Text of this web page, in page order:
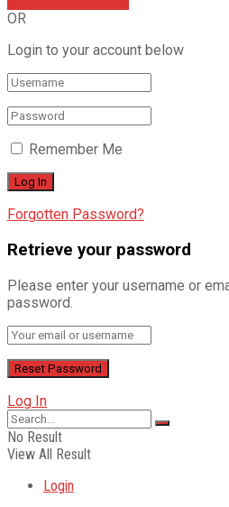
OR
Login to your account below
Remember Me
Forgotten Password?
Retrieve your password
Please enter your username or
password.
Log In
No Result
View All Result
Login